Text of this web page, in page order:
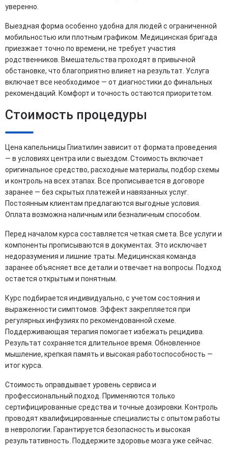
уверенно.
Выездная форма особенно удобна для людей с ограниченной
мобильностью или плотным графиком. Медицинская бригада
приезжает точно по времени, не требует участия
родственников. Вмешательства проходят в привычной
обстановке, что благоприятно влияет на результат. Услуга
включает все необходимое — от диагностики до финальных
рекомендаций. Комфорт и точность остаются приоритетом.
Стоимость процедуры
Цена капельницы Глиатилин зависит от формата проведения
— в условиях центра или с выездом. Стоимость включает
оригинальное средство, расходные материалы, подбор схемы
и контроль на всех этапах. Все прописывается в договоре
заранее — без скрытых платежей и навязанных услуг.
Постоянным клиентам предлагаются выгодные условия.
Оплата возможна наличным или безналичным способом.
Перед началом курса составляется четкая смета. Все услуги и
компоненты прописываются в документах. Это исключает
недоразумения и лишние траты. Медицинская команда
заранее объясняет все детали и отвечает на вопросы. Подход
остается открытым и понятным.
Курс подбирается индивидуально, с учетом состояния и
выраженности симптомов. Эффект закрепляется при
регулярных инфузиях по рекомендованной схеме.
Поддерживающая терапия помогает избежать рецидива.
Результат сохраняется длительное время. Обновленное
мышление, крепкая память и высокая работоспособность —
итог курса.
Стоимость оправдывает уровень сервиса и
профессиональный подход. Применяются только
сертифицированные средства и точные дозировки. Контроль
проводят квалифицированные специалисты с опытом работы
в неврологии. Гарантируется безопасность и высокая
результативность. Поддержите здоровье мозга уже сейчас.